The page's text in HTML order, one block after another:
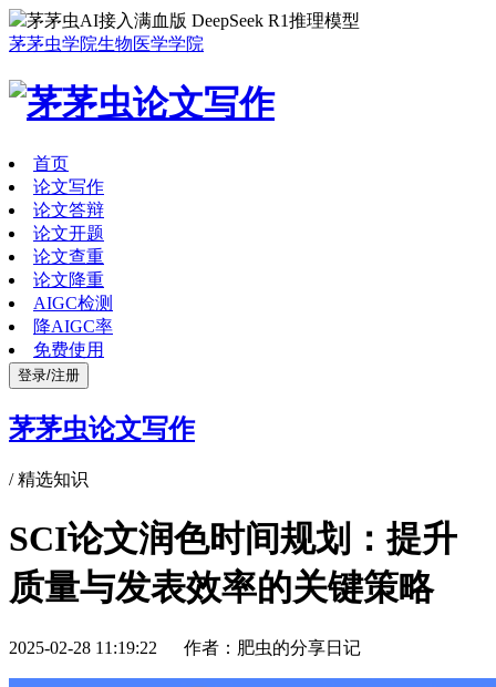
茅茅虫AI接入满血版 DeepSeek R1推理模型
茅茅虫学院生物医学学院
首页
论文写作
论文答辩
论文开题
论文查重
论文降重
AIGC检测
降AIGC率
免费使用
登录/注册
茅茅虫论文写作
/精选知识
SCI论文润色时间规划：提升
质量与发表效率的关键策略
2025-02-28 11:19:22 作者：肥虫的分享日记